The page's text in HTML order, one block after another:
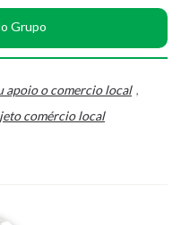
Grupo
apoio o comercio local ,
comércio local